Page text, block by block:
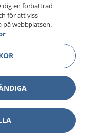
göra dina
1177 för
Visa
dig en förbättrad
för att viss
på webbplatsen.